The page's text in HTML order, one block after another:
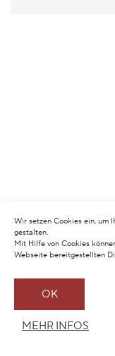
Wir setzen Cookies ein, um
gestalten.
Mit Hilfe von Cookies
Webseite bereitgestellten
OK
MEHR INFOS